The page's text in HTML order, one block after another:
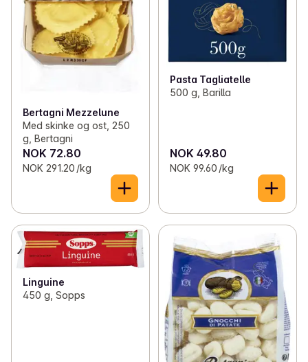
Bertagni Mezzelune
Med skinke og ost, 250
g, Bertagni
NOK 72.80
NOK 291.20 /kg
Pasta Tagliatelle
500 g, Barilla
NOK 49.80
NOK 99.60 /kg
Linguine
450 g, Sopps